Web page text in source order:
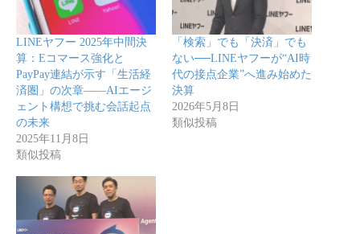
LINEヤフー 2025年中間決
算：Eコマース強化と
PayPay連結が示す「生活経
済圏」の次章——AIエージ
ェント構想で挑む会話起点
の未来
2025年11月8日
類似投稿
「検索」でも「決済」でも
ない──LINEヤフーが“AI時
代の接点企業”へ進み始めた
決算
2026年5月8日
類似投稿